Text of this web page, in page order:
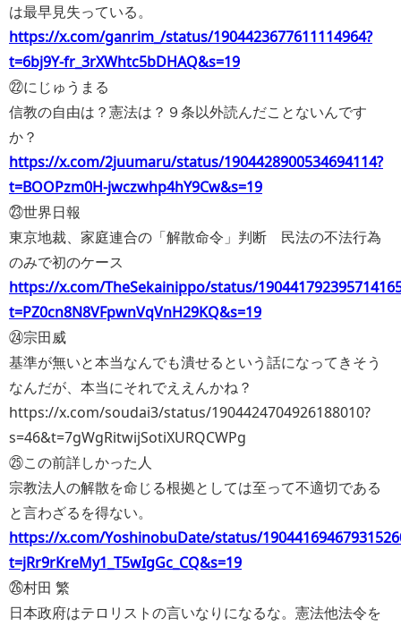
は最早見失っている。
https://x.com/ganrim_/status/1904423677611114964?
t=6bj9Y-fr_3rXWhtc5bDHAQ&s=19
㉒にじゅうまる
信教の自由は？憲法は？９条以外読んだことないんです
か？
https://x.com/2juumaru/status/1904428900534694114?
t=BOOPzm0H-jwczwhp4hY9Cw&s=19
㉓世界日報
東京地裁、家庭連合の「解散命令」判断 民法の不法行為
のみで初のケース
https://x.com/TheSekainippo/status/
t=PZ0cn8N8VFpwnVqVnH29KQ&s=19
㉔宗田威
基準が無いと本当なんでも潰せるという話になってきそう
なんだが、本当にそれでええんかね？
https://x.com/soudai3/status/1904424704926188010?
s=46&t=7gWgRitwijSotiXURQCWPg
㉕この前詳しかった人
宗教法人の解散を命じる根拠としては至って不適切である
と言わざるを得ない。
https://x.com/YoshinobuDate/status/
t=jRr9rKreMy1_T5wIgGc_CQ&s=19
㉖村田 繁
日本政府はテロリストの言いなりになるな。憲法他法令を